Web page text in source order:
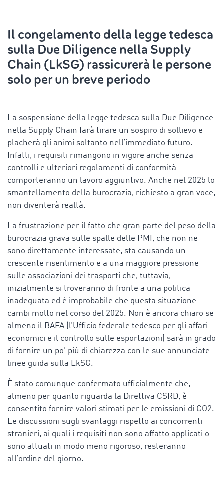
Il congelamento della legge tedesca
sulla Due Diligence nella Supply
Chain (LkSG) rassicurerà le persone
solo per un breve periodo
La sospensione della legge tedesca sulla Due Diligence
nella Supply Chain farà tirare un sospiro di sollievo e
placherà gli animi soltanto nell’immediato futuro.
Infatti, i requisiti rimangono in vigore anche senza
controlli e ulteriori regolamenti di conformità
comporteranno un lavoro aggiuntivo. Anche nel 2025 lo
smantellamento della burocrazia, richiesto a gran voce,
non diventerà realtà.
La frustrazione per il fatto che gran parte del peso della
burocrazia grava sulle spalle delle PMI, che non ne
sono direttamente interessate, sta causando un
crescente risentimento e a una maggiore pressione
sulle associazioni dei trasporti che, tuttavia,
inizialmente si troveranno di fronte a una politica
inadeguata ed è improbabile che questa situazione
cambi molto nel corso del 2025. Non è ancora chiaro se
almeno il BAFA (l’Ufficio federale tedesco per gli affari
economici e il controllo sulle esportazioni) sarà in grado
di fornire un po' più di chiarezza con le sue annunciate
linee guida sulla LkSG.
È stato comunque confermato ufficialmente che,
almeno per quanto riguarda la Direttiva CSRD, è
consentito fornire valori stimati per le emissioni di CO2.
Le discussioni sugli svantaggi rispetto ai concorrenti
stranieri, ai quali i requisiti non sono affatto applicati o
sono attuati in modo meno rigoroso, resteranno
all’ordine del giorno.